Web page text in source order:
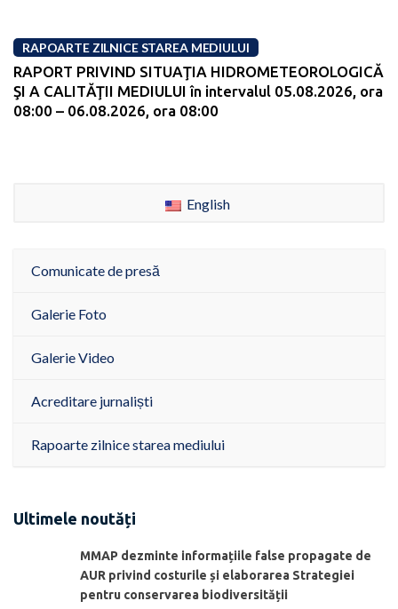
RAPOARTE ZILNICE STAREA MEDIULUI
RAPORT PRIVIND SITUAŢIA HIDROMETEOROLOGICĂ
ŞI A CALITĂŢII MEDIULUI în intervalul 05.08.2026, ora
08:00 – 06.08.2026, ora 08:00
English
Comunicate de presă
Galerie Foto
Galerie Video
Acreditare jurnaliști
Rapoarte zilnice starea mediului
Ultimele noutăți
MMAP dezminte informațiile false propagate de
AUR privind costurile și elaborarea Strategiei
pentru conservarea biodiversității